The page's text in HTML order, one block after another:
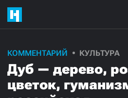
КОММЕНТАРИЙ КУЛЬТУРА
Дуб — дерево,
цветок,
нашу
Ежемесячно